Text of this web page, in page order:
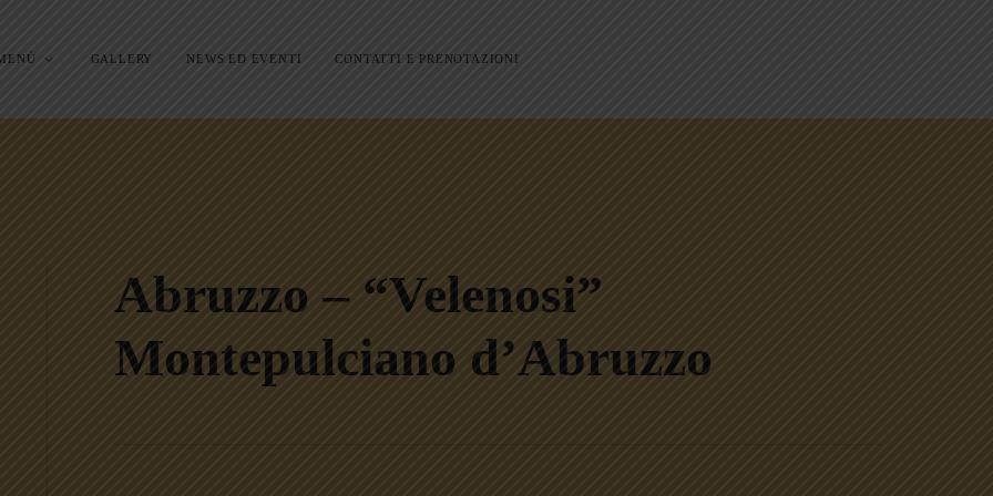
GALLERY NEWS ED EVENTI CONTATTI E PRENOTAZIONI
Abruzzo – “Velenosi”
Montepulciano d’Abruzzo